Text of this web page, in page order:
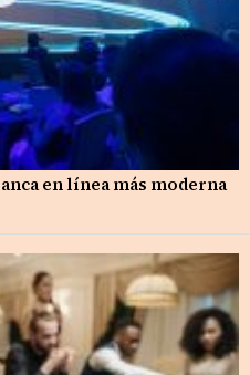
en línea más moderna